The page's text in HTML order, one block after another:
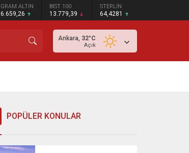
GRAM ALTIN
6.659,26
BIST 100
13.779,39
STERLİN
64,4281
Ankara, 32°C
Açık
POPÜLER KONULAR